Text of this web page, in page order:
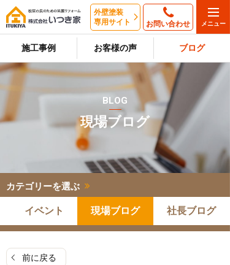
外壁塗装
専用サイト
お問い合わせ
施工事例 お客様の声 ブログ
BLOG
現場ブログ
カテゴリーを選ぶ
イベント 現場ブログ 社長ブログ
前に戻る